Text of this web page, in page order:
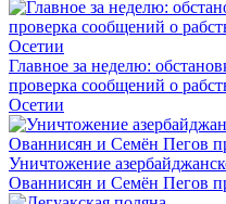
Главное за неделю:
проверка сообщений о
Осетии
Уничтожение
Ованнисян и Семён Пегов